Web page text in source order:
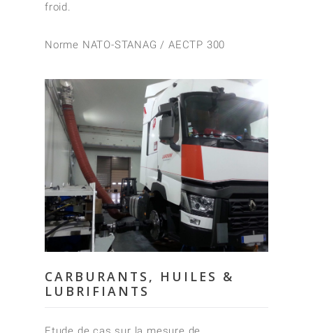
froid.
Norme NATO-STANAG / AECTP 300
CARBURANTS, HUILES &
LUBRIFIANTS